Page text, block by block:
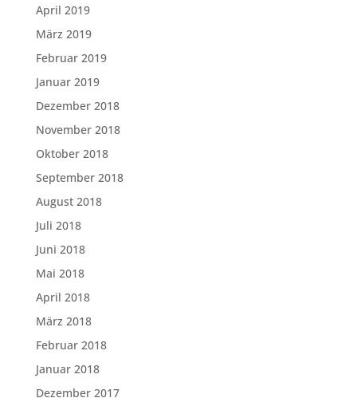
April 2019
März 2019
Februar 2019
Januar 2019
Dezember 2018
November 2018
Oktober 2018
September 2018
August 2018
Juli 2018
Juni 2018
Mai 2018
April 2018
März 2018
Februar 2018
Januar 2018
Dezember 2017